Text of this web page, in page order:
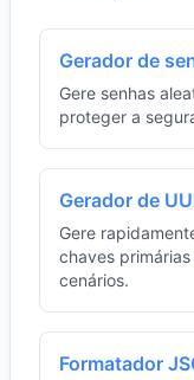
Gerador de
Gere senhas
proteger a
Gerador de
Gere
chaves
cenários.
Formatador